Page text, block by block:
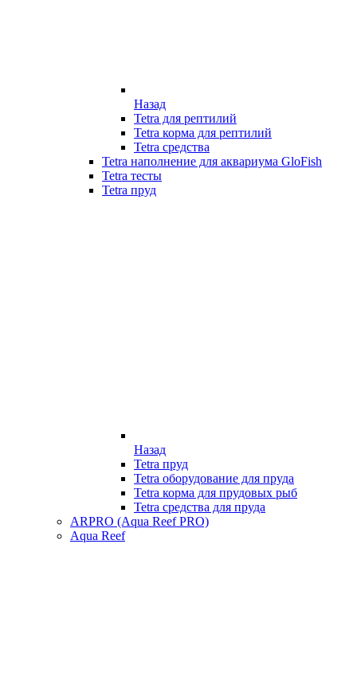
Назад
Tetra для рептилий
Tetra корма для рептилий
Tetra средства
Tetra наполнение для аквариума GloFish
Tetra тесты
Tetra пруд
Назад
Tetra пруд
Tetra оборудование для пруда
Tetra корма для прудовых рыб
Tetra средства для пруда
ARPRO (Aqua Reef PRO)
Aqua Reef